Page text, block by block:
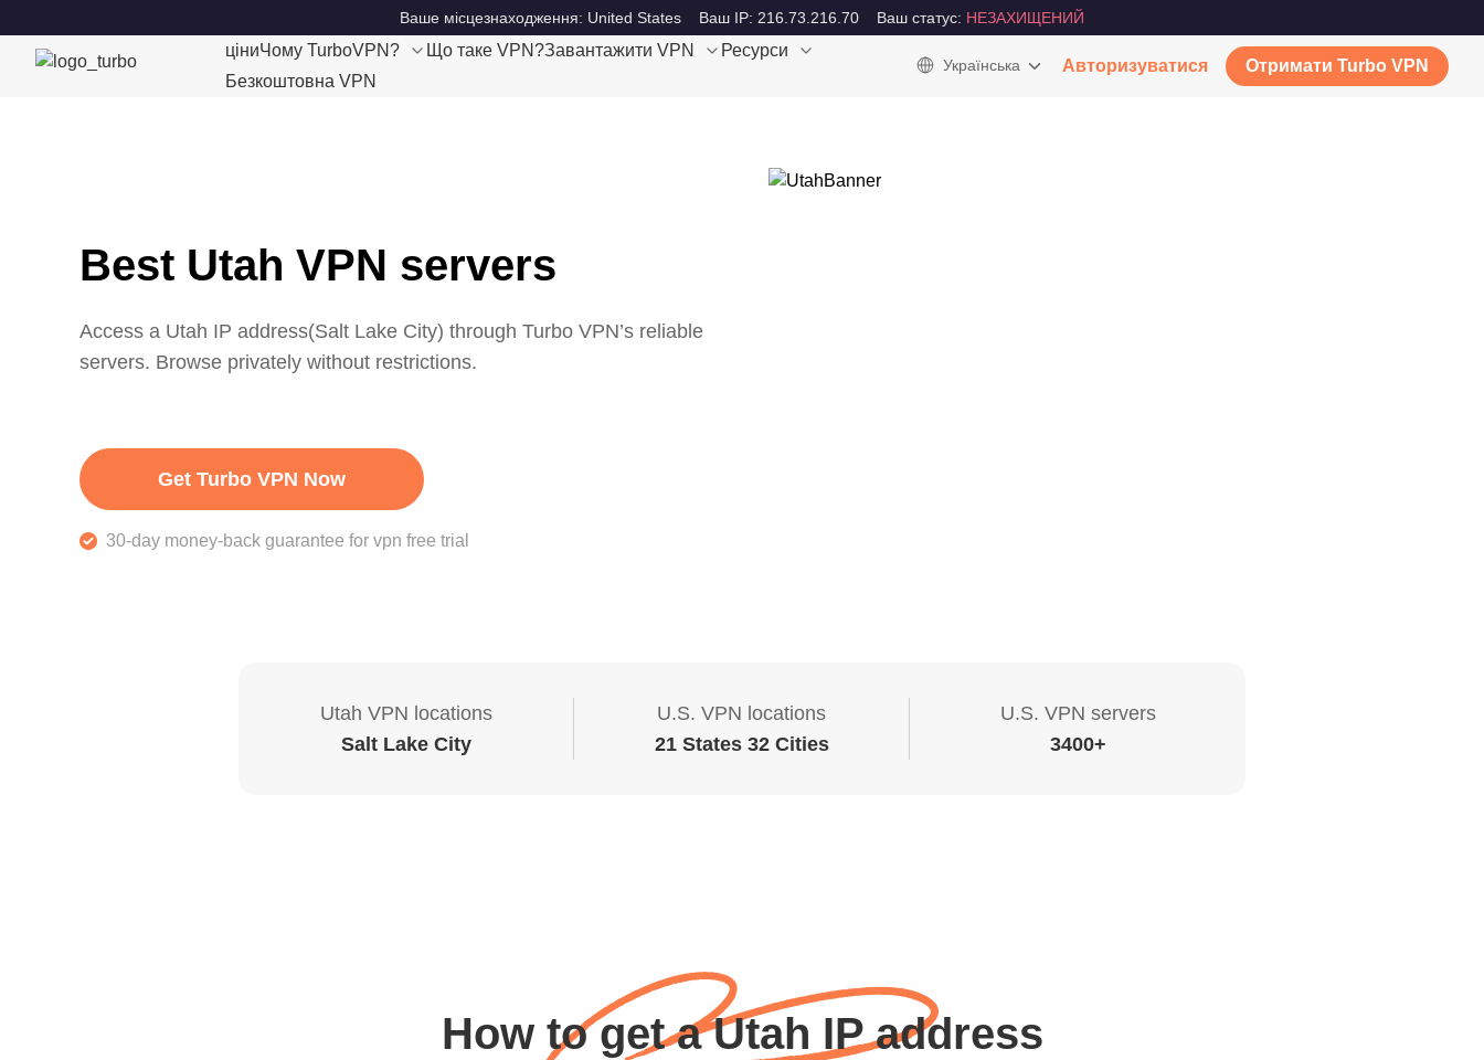
Ваше місцезнаходження: United States Ваш IP: 216.73.216.70 Ваш статус: НЕЗАХИЩЕНИЙ
ціниЧому TurboVPN? Що таке VPN?Завантажити VPN
Ресурси
Безкоштовна VPN
Українська Авторизуватися Отримати Turbo VPN
Best Utah VPN servers
Access a Utah IP address(Salt Lake City) through Turbo VPN’s reliable
servers. Browse privately without restrictions.
Get Turbo VPN Now
30-day money-back guarantee for vpn free trial
Utah VPN locations
Salt Lake City
U.S. VPN locations
21 States 32 Cities
U.S. VPN servers
3400+
How to get a Utah IP address